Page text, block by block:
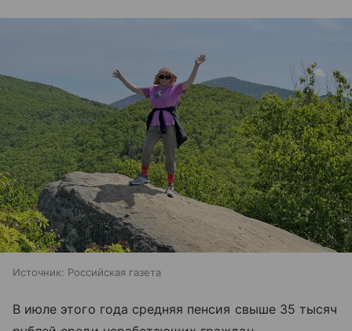
Источник: Российская газета
В июле этого года средняя пенсия свыше 35 тысяч